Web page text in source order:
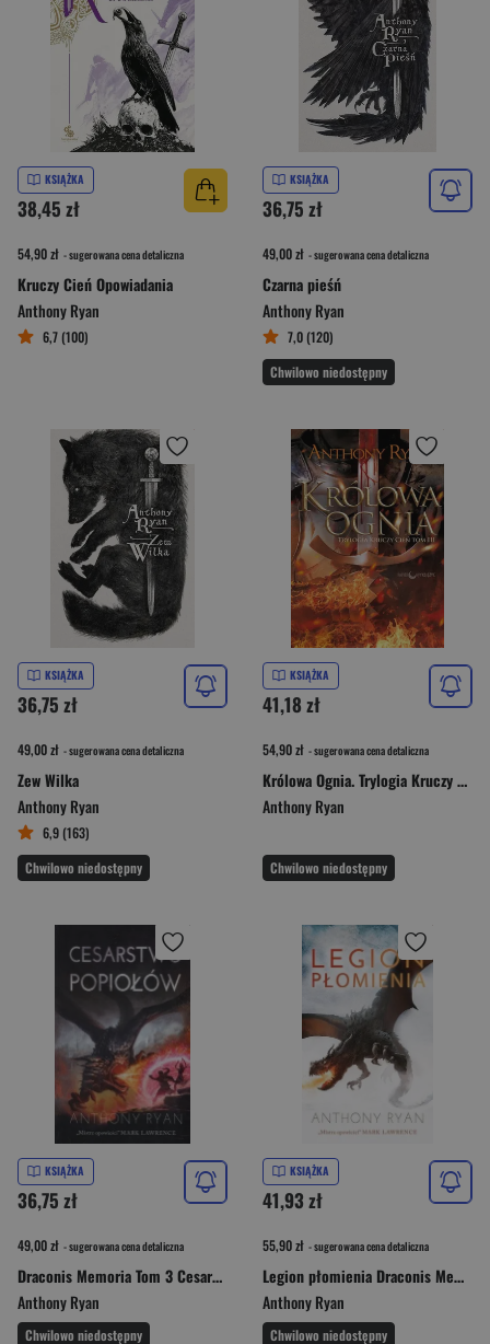
KSIĄŻKA
38,45 zł
54,90 zł - sugerowana cena detaliczna
Kruczy Cień Opowiadania
Anthony Ryan
6,7 (100)
KSIĄŻKA
36,75 zł
49,00 zł - sugerowana cena detaliczna
Czarna pieśń
Anthony Ryan
7,0 (120)
Chwilowo niedostępny
KSIĄŻKA
36,75 zł
49,00 zł - sugerowana cena detaliczna
Zew Wilka
Anthony Ryan
6,9 (163)
Chwilowo niedostępny
KSIĄŻKA
41,18 zł
54,90 zł - sugerowana cena detaliczna
Królowa Ognia. Trylogia Kruczy Cień Tom 3
Anthony Ryan
Chwilowo niedostępny
KSIĄŻKA
36,75 zł
49,00 zł - sugerowana cena detaliczna
Draconis Memoria Tom 3 Cesarstwo Popiołów
Anthony Ryan
Chwilowo niedostępny
KSIĄŻKA
41,93 zł
55,90 zł - sugerowana cena detaliczna
Legion płomienia Draconis Memoria Księga 2
Anthony Ryan
Chwilowo niedostępny